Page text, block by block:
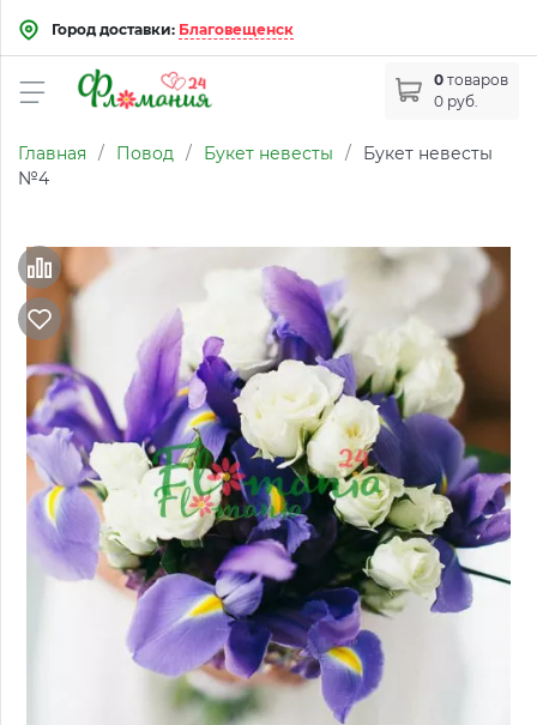
Город доставки: Благовещенск
0 товаров
0 руб.
Главная / Повод / Букет невесты /
Букет невесты
№4